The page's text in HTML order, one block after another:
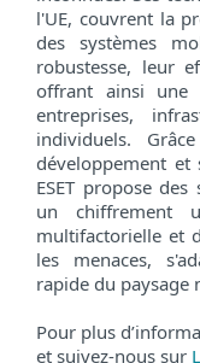
l'UE, couvrent la
des systèmes
robustesse, leur
offrant ainsi une
entreprises,
individuels.
développement et
ESET propose
un chiffrement
multifactorielle et
les menaces,
rapide du paysage
Pour plus
et suivez-nous sur